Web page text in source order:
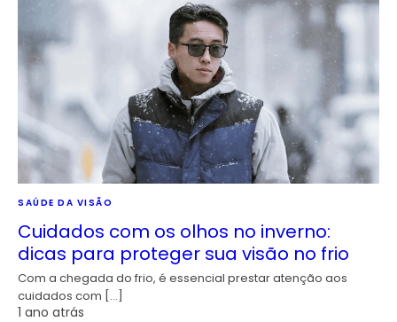
SAÚDE DA VISÃO
Cuidados com os olhos no inverno:
dicas para proteger sua visão no frio
Com a chegada do frio, é essencial prestar atenção aos
cuidados com […]
1 ano atrás